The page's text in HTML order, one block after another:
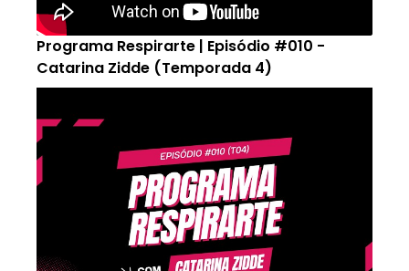
Programa Respirarte | Episódio #010 -
Catarina Zidde (Temporada 4)